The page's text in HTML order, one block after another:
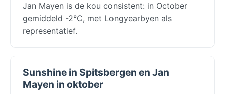
Jan Mayen is de kou consistent: in October
gemiddeld -2°C, met Longyearbyen als
representatief.
Sunshine in Spitsbergen en Jan
Mayen in oktober